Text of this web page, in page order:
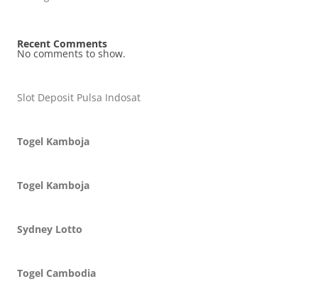
Recent Comments
No comments to show.
Slot Deposit Pulsa Indosat
Togel Kamboja
Togel Kamboja
Sydney Lotto
Togel Cambodia